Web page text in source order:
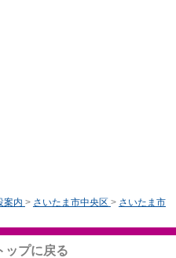
案内 > さいたま市中央区 > さいたま市
ップに戻る